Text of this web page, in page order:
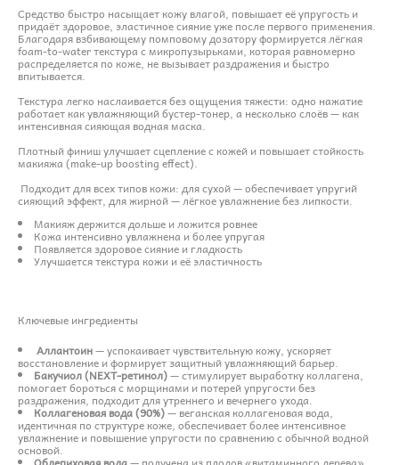
Средство быстро насыщает кожу влагой, повышает её упругость и
придаёт здоровое, эластичное сияние уже после первого применения.
Благодаря взбивающему помповому дозатору формируется лёгкая
foam-to-water текстура с микропузырьками, которая равномерно
распределяется по коже, не вызывает раздражения и быстро
впитывается.
Текстура легко наслаивается без ощущения тяжести: одно нажатие
работает как увлажняющий бустер-тонер, а несколько слоёв — как
интенсивная сияющая водная маска.
Плотный финиш улучшает сцепление с кожей и повышает стойкость
макияжа (make-up boosting effect).
Подходит для всех типов кожи: для сухой — обеспечивает упругий
сияющий эффект, для жирной — лёгкое увлажнение без липкости.
Макияж держится дольше и ложится ровнее
Кожа интенсивно увлажнена и более упругая
Появляется здоровое сияние и гладкость
Улучшается текстура кожи и её эластичность
Ключевые ингредиенты
Аллантоин— успокаивает чувствительную кожу, ускоряет
восстановление и формирует защитный увлажняющий барьер.
Бакучиол (NEXT-ретинол)— стимулирует выработку коллагена,
помогает бороться с морщинами и потерей упругости без
раздражения, подходит для утреннего и вечернего ухода.
Коллагеновая вода (90%)— веганская коллагеновая вода,
идентичная по структуре коже, обеспечивает более интенсивное
увлажнение и повышение упругости по сравнению с обычной водной
основой.